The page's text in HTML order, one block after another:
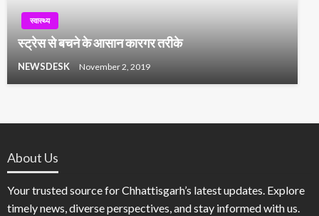
स्वास्थ्य
स्ट्रेस से बचने के आसान कारगर तरीके
NEWSDESK November 2, 2019
About Us
Your trusted source for Chhattisgarh’s latest updates. Explore
timely news, diverse perspectives, and stay informed with us.